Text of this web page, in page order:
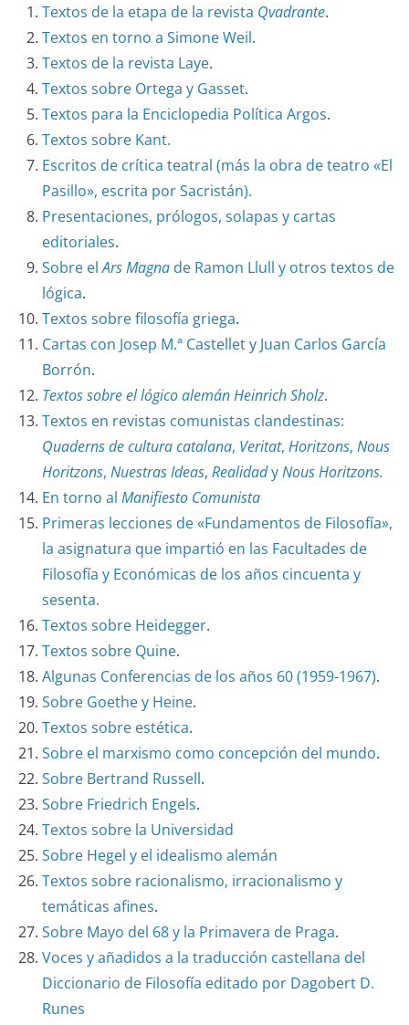
Textos de la etapa de la revista Qvadrante.
Textos en torno a Simone Weil.
Textos de la revista Laye.
Textos sobre Ortega y Gasset.
Textos para la Enciclopedia Política Argos.
Textos sobre Kant.
Escritos de crítica teatral (más la obra de teatro «El
Pasillo», escrita por Sacristán).
Presentaciones, prólogos, solapas y cartas
editoriales.
Sobre elArs Magna de Ramon Llull y otros textos de
lógica.
Textos sobre filosofía griega.
Cartas con Josep M.ª Castellet y Juan Carlos García
Borrón.
Textos sobre el lógico alemán Heinrich Sholz.
Textos en revistas comunistas clandestinas:
Quaderns de cultura catalana, Veritat, Horitzons, Nous
Horitzons, Nuestras Ideas, RealidadyNous Horitzons.
En torno al Manifiesto Comunista
Primeras lecciones de «Fundamentos de Filosofía»,
la asignatura que impartió en las Facultades de
Filosofía y Económicas de los años cincuenta y
sesenta.
Textos sobre Heidegger.
Textos sobre Quine.
Algunas Conferencias de los años 60 (1959-1967).
Sobre Goethe y Heine.
Textos sobre estética.
Sobre el marxismo como concepción del mundo.
Sobre Bertrand Russell.
Sobre Friedrich Engels.
Textos sobre la Universidad
Sobre Hegel y el idealismo alemán
Textos sobre racionalismo, irracionalismo y
temáticas afines.
Sobre Mayo del 68 y la Primavera de Praga.
Voces y añadidos a la traducción castellana del
Diccionario de Filosofía editado por Dagobert D.
Runes